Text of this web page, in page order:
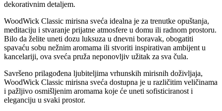
dekorativnim detaljem.
WoodWick Classic mirisna sveća idealna je za trenutke opuštanja,
meditaciju i stvaranje prijatne atmosfere u domu ili radnom prostoru.
Bilo da želite uneti dozu luksuza u dnevni boravak, obogatiti
spavaću sobu nežnim aromama ili stvoriti inspirativan ambijent u
kancelariji, ova sveća pruža neponovljiv užitak za sva čula.
Savršeno prilagođena ljubiteljima vrhunskih mirisnih doživljaja,
WoodWick Classic mirisna sveća dostupna je u različitim veličinama
i pažljivo osmišljenim aromama koje će uneti sofisticiranost i
eleganciju u svaki prostor.